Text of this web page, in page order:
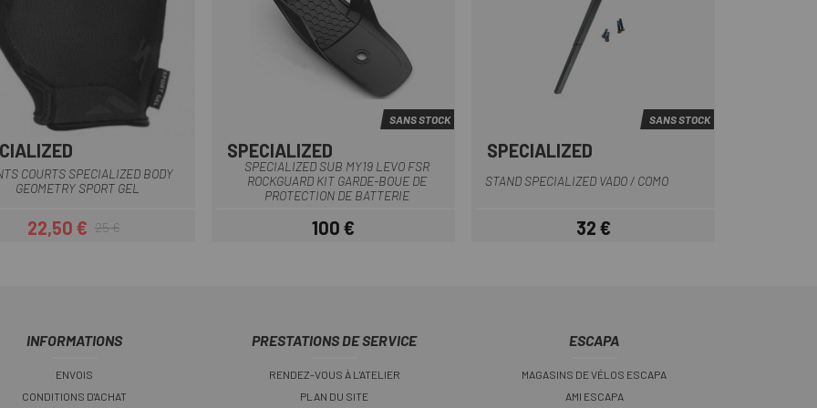
BORDEAUX
BleuBlanc
COURTS SPECIALIZED BODY
GEOMETRY SPORT GEL
Prix
22,50 €Prix habituel
25 €
Multi
SANS STOCK
SPECIALIZED
SPECIALIZED SUB MY19 LEVO FSR
ROCKGUARD KIT GARDE-BOUE DE
PROTECTION DE BATTERIE
Prix
100 €
Noir
SANS STOCK
SPECIALIZED
STAND SPECIALIZED VADO / COMO
Prix
32 €
INFORMATIONS
ENVOIS
CONDITIONS D'ACHAT
PRESTATIONS DE SERVICE
RENDEZ-VOUS À L'ATELIER
PLAN DU SITE
ESCAPA
MAGASINS DE VÉLOS ESCAPA
AMI ESCAPA